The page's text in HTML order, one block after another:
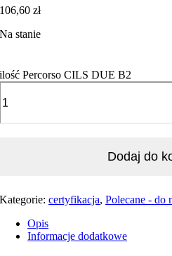
106,60zł
Na stanie
ilość Percorso CILS DUE B2
Dodaj do
Kategorie:certyfikacja,Polecane - do
Opis
Informacje dodatkowe